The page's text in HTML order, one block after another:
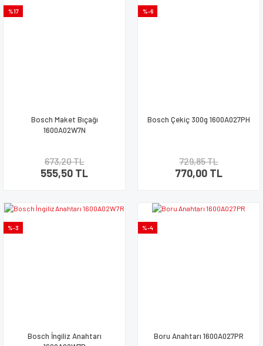
%17
Bosch Maket Bıçağı
1600A02W7N
673,20 TL
555,50 TL
%-6
Bosch Çekiç 300g 1600A027PH
729,85 TL
770,00 TL
%-3
Bosch İngiliz Anahtarı
%-4
Boru Anahtarı 1600A027PR